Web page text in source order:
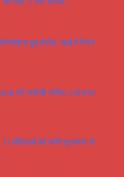
की मौत, 5 लोग घायल…
हुई बोलेरो, खाई में गिरने
की अनोखी अपील, GRWM
13 महिलाओं को करेंगे पुरस्कार से